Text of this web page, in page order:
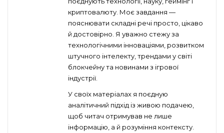
криптовалюту. Моє завдання —
пояснювати складні речі просто, цікаво
й достовірно. Я уважно стежу за
технологічними інноваціями, розвитком
штучного інтелекту, трендами у світі
блокчейну та новинами з ігрової
індустрії.
У своїх матеріалах я поєдную
аналітичний підхід із живою подачею,
щоб читач отримував не лише
інформацію, а й розуміння контексту.